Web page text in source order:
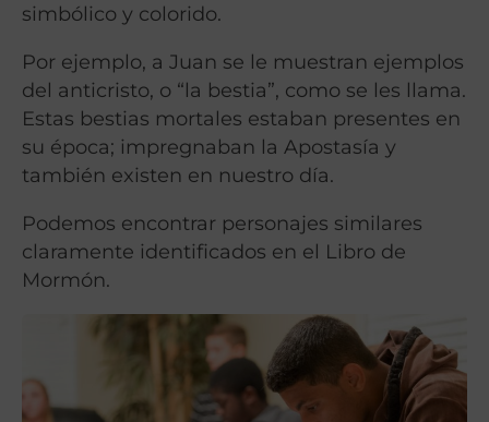
simbólico y colorido.
Por ejemplo, a Juan se le muestran ejemplos
del anticristo, o “la bestia”, como se les llama.
Estas bestias mortales estaban presentes en
su época; impregnaban la Apostasía y
también existen en nuestro día.
Podemos encontrar personajes similares
claramente identificados en el Libro de
Mormón.